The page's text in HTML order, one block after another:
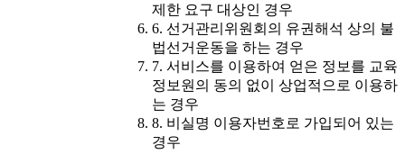
제한 요구 대상인 경우
6. 선거관리위원회의 유권해석 상의 불
법선거운동을 하는 경우
7. 서비스를 이용하여 얻은 정보를 교육
정보원의 동의 없이 상업적으로 이용하
는 경우
8. 비실명 이용자번호로 가입되어 있는
경우